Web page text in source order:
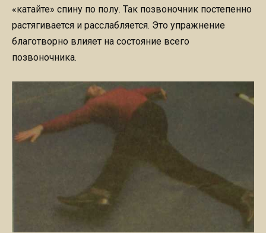
«катайте» спину по полу. Так позвоночник постепенно
растягивается и расслабляется. Это упражнение
благотворно влияет на состояние всего
позвоночника.